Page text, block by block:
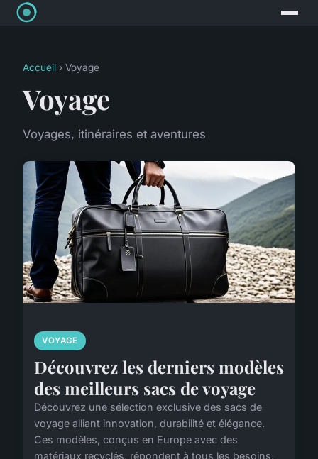
Accueil › Voyage
Voyage
Voyages, itinéraires et aventures
VOYAGE
Découvrez les derniers modèles
des meilleurs sacs de voyage
Découvrez une sélection exclusive des sacs de
voyage alliant innovation, durabilité et élégance.
Ces modèles, conçus en Europe avec des
matériaux recyclés, répondent à tous les besoins,